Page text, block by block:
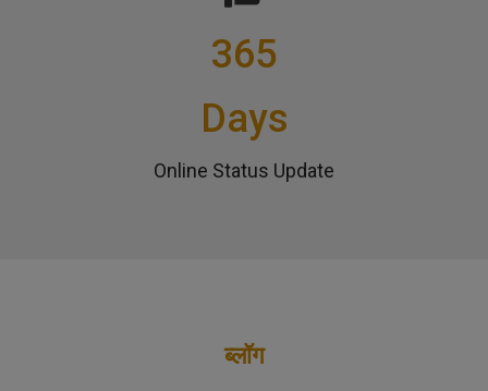
365
Days
Online Status Update
ब्लॉग